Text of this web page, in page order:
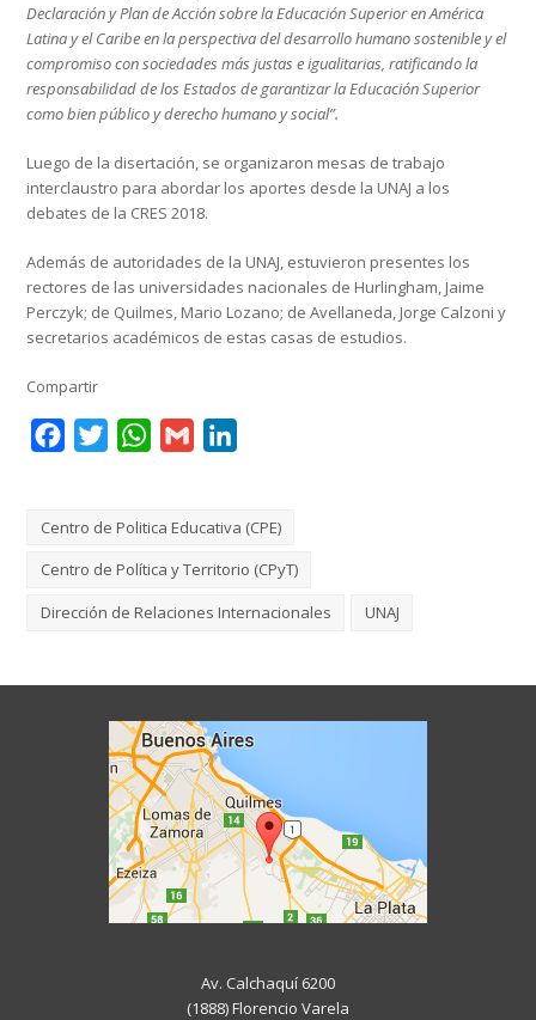
Declaración y Plan de Acción sobre la Educación Superior en América
Latina y el Caribe en la perspectiva del desarrollo humano sostenible y el
compromiso con sociedades más justas e igualitarias, ratificando la
responsabilidad de los Estados de garantizar la Educación Superior
como bien público y derecho humano y social”.
Luego de la disertación, se organizaron mesas de trabajo
interclaustro para abordar los aportes desde la UNAJ a los
debates de la CRES 2018.
Además de autoridades de la UNAJ, estuvieron presentes los
rectores de las universidades nacionales de Hurlingham, Jaime
Perczyk; de Quilmes, Mario Lozano; de Avellaneda, Jorge Calzoni y
secretarios académicos de estas casas de estudios.
Compartir
FacebookTwitterWhatsApp
Gmail
Centro de Politica Educativa (CPE)
Centro de Política y Territorio (CPyT)
Dirección de Relaciones Internacionales
UNAJ
Av. Calchaquí 6200
(1888) Florencio Varela